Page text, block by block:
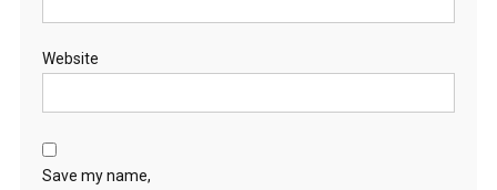
Website
Save my name,